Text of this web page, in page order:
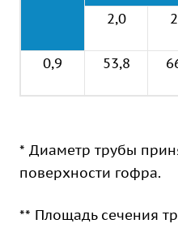
2,0
0,9 53,8
* Диаметр трубы
поверхности гофра.
** Площадь сечения